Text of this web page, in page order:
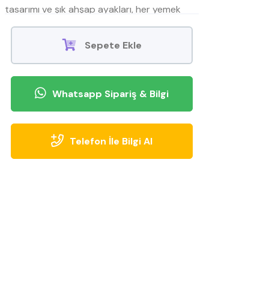
tasarımı ve şık ahşap ayakları, her yemek
deneyimini sofistike hale getirirken, konforlu
sandalyeler ile rahat oturma sağlar. Dayanıklı
atmosferine sıcaklık ka
Sepete Ekle
Whatsapp Sipariş & Bilgi
Telefon İle Bilgi Al